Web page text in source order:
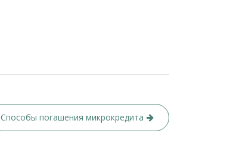
Способы погашения микрокредита